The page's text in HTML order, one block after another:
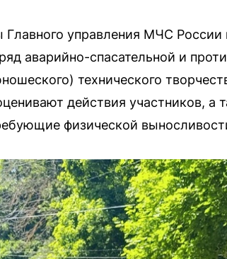
управления МЧС
аварийно-спасательной и
технического
действия участников, а
физической